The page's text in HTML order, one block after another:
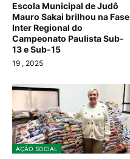
Escola Municipal de Judô
Mauro Sakai brilhou na Fase
Inter Regional do
Campeonato Paulista Sub-
13 e Sub-15
19 , 2025
AÇÃO SOCIAL